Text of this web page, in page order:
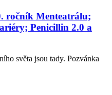
ročník Menteatrálu;
Penicillin 2.0 a
světa jsou tady. Pozvánka